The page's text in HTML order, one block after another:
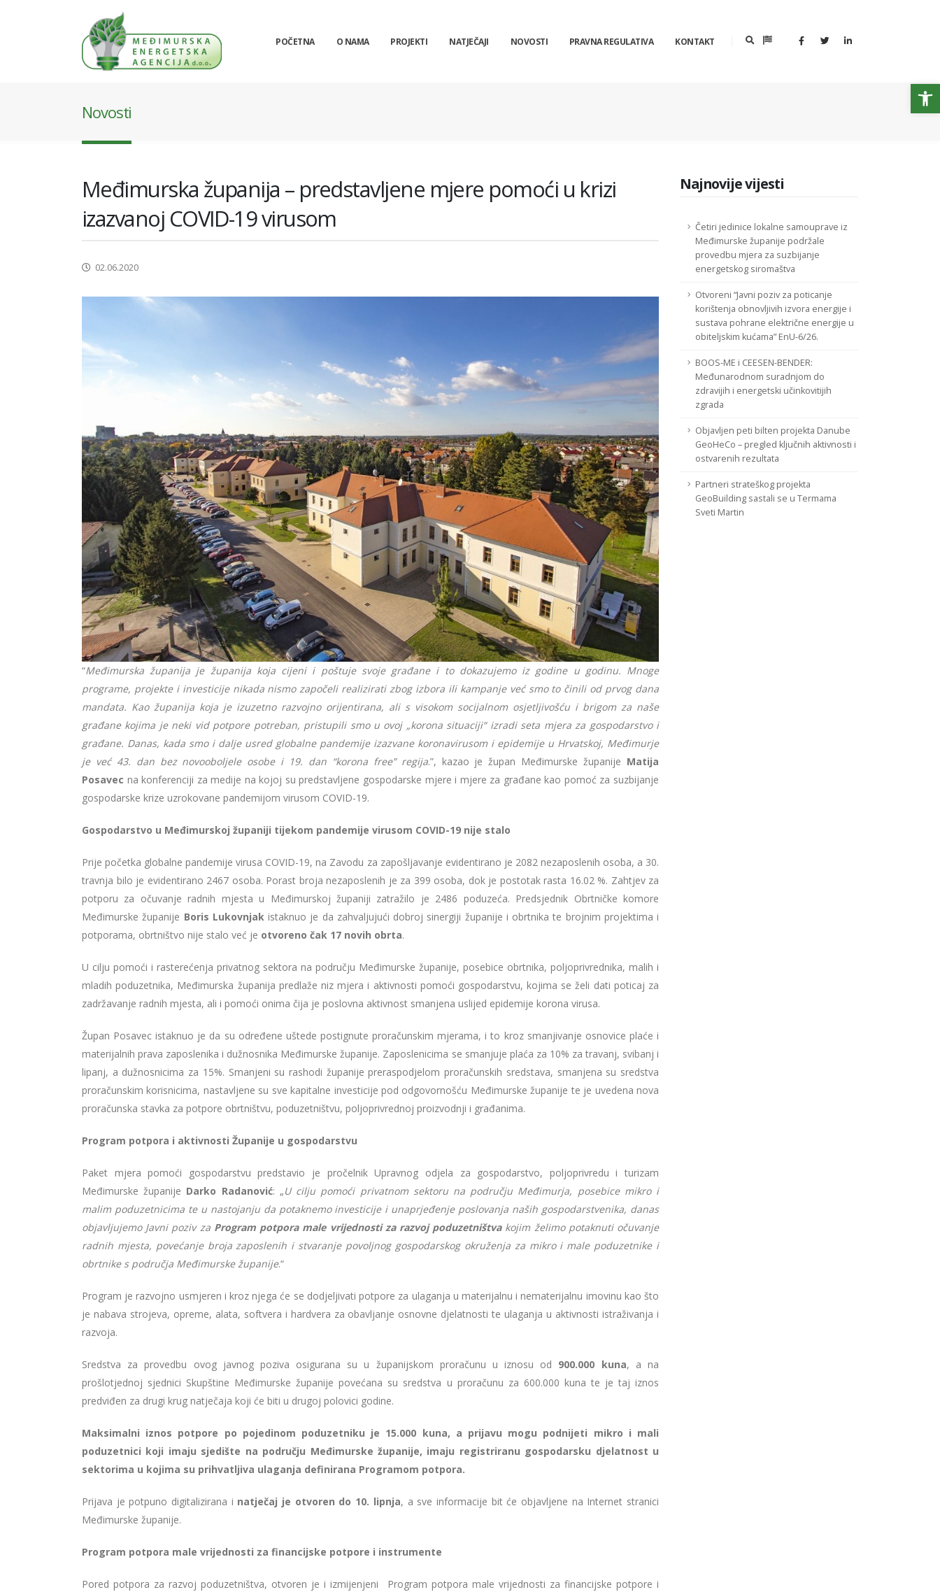
POČETNA O NAMA PROJEKTI NATJEČAJI NOVOSTI PRAVNA REGULATIVA KONTAKT
Novosti
Međimurska županija – predstavljene mjere pomoći u krizi
izazvanoj COVID-19 virusom
02.06.2020
“Međimurska županija je županija koja cijeni i poštuje svoje građane i to dokazujemo iz godine u godinu. Mnoge
programe, projekte i investicije nikada nismo započeli realizirati zbog izbora ili kampanje već smo to činili od prvog dana
mandata. Kao županija koja je izuzetno razvojno orijentirana, ali s visokom socijalnom osjetljivošću i brigom za naše
građane kojima je neki vid potpore potreban, pristupili smo u ovoj „korona situaciji“ izradi seta mjera za gospodarstvo i
građane. Danas, kada smo i dalje usred globalne pandemije izazvane koronavirusom i epidemije u Hrvatskoj, Međimurje
je već 43. dan bez novooboljele osobe i 19. dan “korona free” regija.”, kazao je župan Međimurske županije Matija
Posavec na konferenciji za medije na kojoj su predstavljene gospodarske mjere i mjere za građane kao pomoć za suzbijanje
gospodarske krize uzrokovane pandemijom virusom COVID-19.
Gospodarstvo u Međimurskoj županiji tijekom pandemije virusom COVID-19 nije stalo
Prije početka globalne pandemije virusa COVID-19, na Zavodu za zapošljavanje evidentirano je 2082 nezaposlenih osoba, a 30.
travnja bilo je evidentirano 2467 osoba. Porast broja nezaposlenih je za 399 osoba, dok je postotak rasta 16.02 %. Zahtjev za
potporu za očuvanje radnih mjesta u Međimurskoj županiji zatražilo je 2486 poduzeća. Predsjednik Obrtničke komore
Međimurske županije Boris Lukovnjakistaknuo je da zahvaljujući dobroj sinergiji županije i obrtnika te brojnim projektima i
potporama, obrtništvo nije stalo već je otvoreno čak 17 novih obrta.
U cilju pomoći i rasterećenja privatnog sektora na području Međimurske županije, posebice obrtnika, poljoprivrednika, malih i
mladih poduzetnika, Međimurska županija predlaže niz mjera i aktivnosti pomoći gospodarstvu, kojima se želi dati poticaj za
zadržavanje radnih mjesta, ali i pomoći onima čija je poslovna aktivnost smanjena uslijed epidemije korona virusa.
Župan Posavec istaknuo je da su određene uštede postignute proračunskim mjerama, i to kroz smanjivanje osnovice plaće i
materijalnih prava zaposlenika i dužnosnika Međimurske županije. Zaposlenicima se smanjuje plaća za 10% za travanj, svibanj i
lipanj, a dužnosnicima za 15%. Smanjeni su rashodi županije preraspodjelom proračunskih sredstava, smanjena su sredstva
proračunskim korisnicima, nastavljene su sve kapitalne investicije pod odgovornošću Međimurske županije te je uvedena nova
proračunska stavka za potpore obrtništvu, poduzetništvu, poljoprivrednoj proizvodnji i građanima.
Program potpora i aktivnosti Županije u gospodarstvu
Paket mjera pomoći gospodarstvu predstavio je pročelnik Upravnog odjela za gospodarstvo, poljoprivredu i turizam
Međimurske županije Darko Radanović: „U cilju pomoći privatnom sektoru na području Međimurja, posebice mikro i
malim poduzetnicima te u nastojanju da potaknemo investicije i unaprjeđenje poslovanja naših gospodarstvenika, danas
objavljujemo Javni poziv za Program potpora male vrijednosti za razvoj poduzetništvakojim želimo potaknuti očuvanje
radnih mjesta, povećanje broja zaposlenih i stvaranje povoljnog gospodarskog okruženja za mikro i male poduzetnike i
obrtnike s područja Međimurske županije.“
Program je razvojno usmjeren i kroz njega će se dodjeljivati potpore za ulaganja u materijalnu i nematerijalnu imovinu kao što
je nabava strojeva, opreme, alata, softvera i hardvera za obavljanje osnovne djelatnosti te ulaganja u aktivnosti istraživanja i
razvoja.
Sredstva za provedbu ovog javnog poziva osigurana su u županijskom proračunu u iznosu od 900.000 kuna, a na
prošlotjednoj sjednici Skupštine Međimurske županije povećana su sredstva u proračunu za 600.000 kuna te je taj iznos
predviđen za drugi krug natječaja koji će biti u drugoj polovici godine.
Maksimalni iznos potpore po pojedinom poduzetniku je 15.000 kuna, a prijavu mogu podnijeti mikro i mali
poduzetnici koji imaju sjedište na području Međimurske županije, imaju registriranu gospodarsku djelatnost u
sektorima u kojima su prihvatljiva ulaganja definirana Programom potpora.
Prijava je potpuno digitalizirana i natječaj je otvoren do 10. lipnja, a sve informacije bit će objavljene na Internet stranici
Međimurske županije.
Program potpora male vrijednosti za financijske potpore i instrumente
Pored potpora za razvoj poduzetništva, otvoren je i izmijenjeni Program potpora male vrijednosti za financijske potpore i
Najnovije vijesti
Četiri jedinice lokalne samouprave iz
Međimurske županije podržale
provedbu mjera za suzbijanje
energetskog siromaštva
Otvoreni “Javni poziv za poticanje
korištenja obnovljivih izvora energije i
sustava pohrane električne energije u
obiteljskim kućama” EnU-6/26.
BOOS-ME i CEESEN-BENDER:
Međunarodnom suradnjom do
zdravijih i energetski učinkovitijih
zgrada
Objavljen peti bilten projekta Danube
GeoHeCo – pregled ključnih aktivnosti i
ostvarenih rezultata
Partneri strateškog projekta
GeoBuilding sastali se u Termama
Sveti Martin